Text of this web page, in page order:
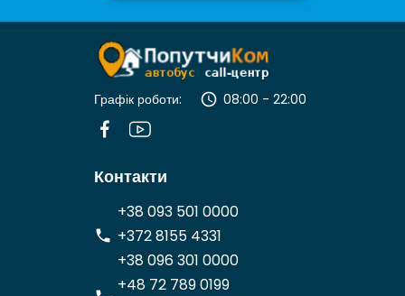
Графік роботи: 08:00 - 22:00
Контакти
+38 093 501 0000
+372 8155 4331
+38 096 301 0000
+48 72 789 0199